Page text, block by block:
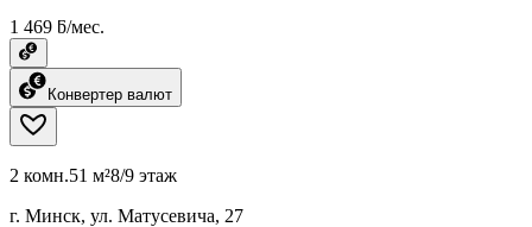
1 469 ƃ/мес.
Конвертер валют
2 комн.51 м²8/9 этаж
г. Минск, ул. Матусевича, 27